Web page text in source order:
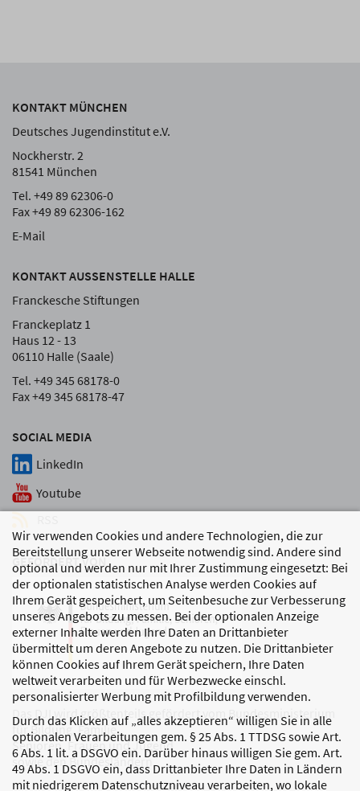
Wir verwenden Cookies und andere Technologien, die zur
Bereitstellung unserer Webseite notwendig sind. Andere sind
optional und werden nur mit Ihrer Zustimmung eingesetzt: Bei
der optionalen statistischen Analyse werden Cookies auf
Ihrem Gerät gespeichert, um Seitenbesuche zur Verbesserung
unseres Angebots zu messen. Bei der optionalen Anzeige
externer Inhalte werden Ihre Daten an Drittanbieter
übermittelt um deren Angebote zu nutzen. Die Drittanbieter
können Cookies auf Ihrem Gerät speichern, Ihre Daten
weltweit verarbeiten und für Werbezwecke einschl.
personalisierter Werbung mit Profilbildung verwenden.
Durch das Klicken auf „alles akzeptieren“ willigen Sie in alle
optionalen Verarbeitungen gem. § 25 Abs. 1 TTDSG sowie Art.
6 Abs. 1 lit. a DSGVO ein. Darüber hinaus willigen Sie gem. Art.
49 Abs. 1 DSGVO ein, dass Drittanbieter Ihre Daten in Ländern
mit niedrigerem Datenschutzniveau verarbeiten, wo lokale
SOCIAL MEDIA
LinkedIn
Youtube
KONTAKT MÜNCHEN
Deutsches Jugendinstitut e.V.
Nockherstr. 2
81541 München
Tel. +49 89 62306-0
Fax +49 89 62306-162
E-Mail
KONTAKT AUSSENSTELLE HALLE
Franckesche Stiftungen
Franckeplatz 1
Haus 12 - 13
06110 Halle (Saale)
Tel. +49 345 68178-0
Fax +49 345 68178-47
GEFÖRDERT VON
Das DJI wird größtenteils gefördert vom Bundesministerium
für Bildung, Familie,
Senioren, Frauen und Jugend
sowie den Bundesländern.